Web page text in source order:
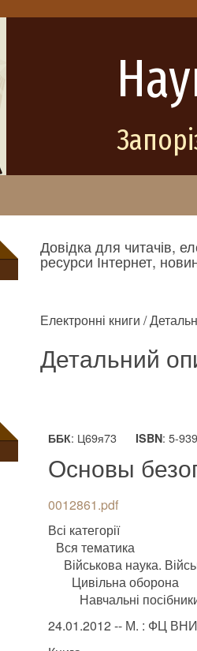
Довідка для читачів,
ресурси Інтернет,
Електронні книги /
Детальний
ББК: Ц69я73 ISBN: 5-
Основы
0012861.pdf
Всі категорії
Вся тематика
Військова наука.
Цивільна оборона
Навчальні
24.01.2012 -- М. : ФЦ